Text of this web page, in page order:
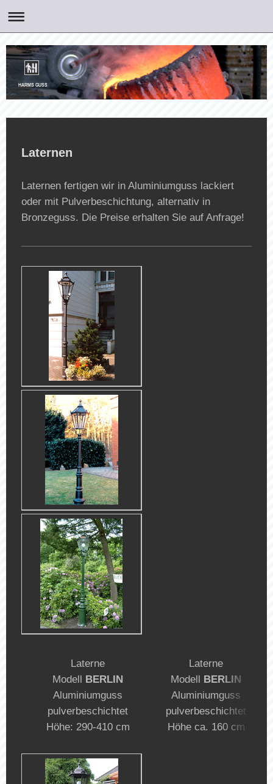
HARMS GUSS
Laternen
Laternen fertigen wir in Aluminiumguss lackiert
oder mit Pulverbeschichtung, alternativ in
Bronzeguss. Die Preise erhalten Sie auf Anfrage!
Laterne
Modell BERLIN
Aluminiumguss
pulverbeschichtet
Höhe: 290-410 cm
Laterne
Modell BERLIN
Aluminiumguss
pulverbeschichtet
Höhe ca. 160 cm